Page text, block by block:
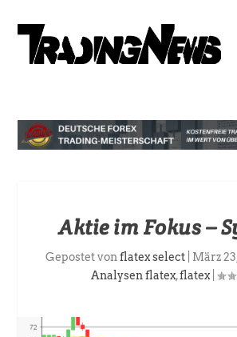
Aktie im Fokus –
Gepostet vonflatex select| März
Analysen flatex,flatex